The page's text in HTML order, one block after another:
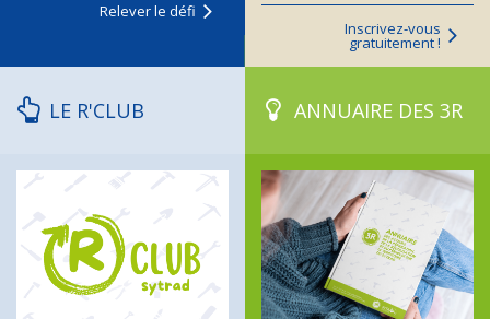
Relever le défi
Inscrivez-vous
gratuitement !
LE R'CLUB ANNUAIRE DES 3R